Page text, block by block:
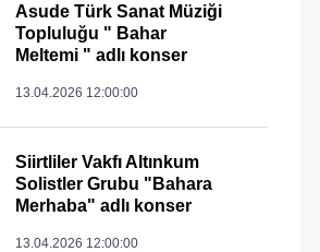
Asude Türk Sanat Müziği
Topluluğu " Bahar
Meltemi " adlı konser
13.04.2026 12:00:00
Siirtliler Vakfı Altınkum
Solistler Grubu "Bahara
Merhaba" adlı konser
13.04.2026 12:00:00